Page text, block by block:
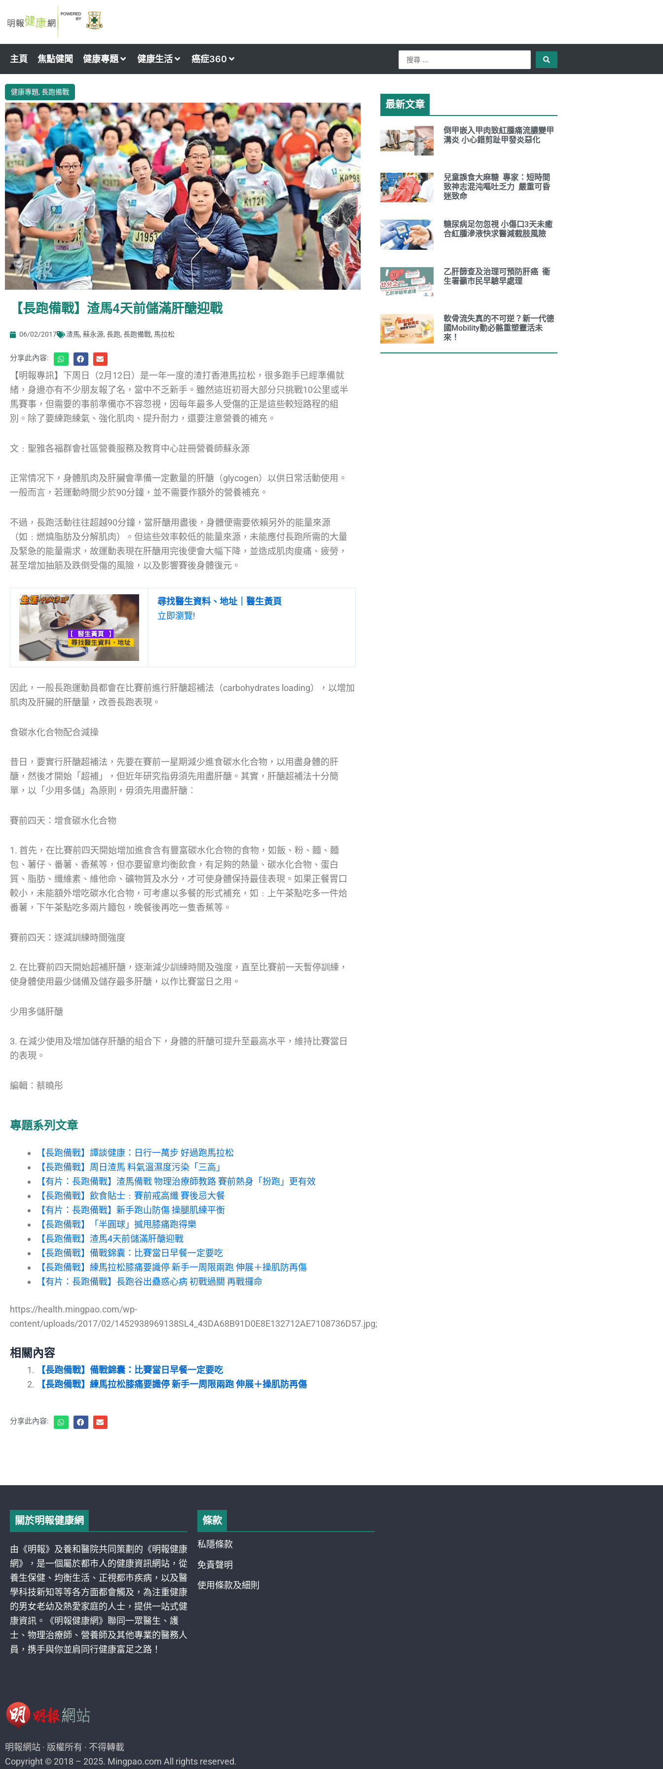
to
主頁 焦點健聞 健康專題 健康生活 癌症360
Search
...
健康專題,長跑備戰
【長跑備戰】渣馬4天前儲滿肝醣迎戰
06/02/2017 渣馬, 蘇永源, 長跑, 長跑備戰, 馬拉松
分享此內容:
【明報專訊】下周日（2月12日）是一年一度的渣打香港馬拉松，很多跑手已經準備就
緒，身邊亦有不少朋友報了名，當中不乏新手。雖然這班初哥大部分只挑戰10公里或半
馬賽事，但需要的事前準備亦不容忽視，因每年最多人受傷的正是這些較短路程的組
別。除了要練跑練氣、強化肌肉、提升耐力，還要注意營養的補充。
文﹕聖雅各福群會社區營養服務及教育中心註冊營養師蘇永源
正常情况下，身體肌肉及肝臟會準備一定數量的肝醣（glycogen）以供日常活動使用。
一般而言，若運動時間少於90分鐘，並不需要作額外的營養補充。
不過，長跑活動往往超越90分鐘，當肝醣用盡後，身體便需要依賴另外的能量來源
（如﹕燃燒脂肪及分解肌肉）。但這些效率較低的能量來源，未能應付長跑所需的大量
及緊急的能量需求，故運動表現在肝醣用完後便會大幅下降，並造成肌肉痠痛、疲勞，
甚至增加抽筋及跌倒受傷的風險，以及影響賽後身體復元。
尋找醫生資料、地址｜醫生黃頁
立即瀏覽!
因此，一般長跑運動員都會在比賽前進行肝醣超補法（carbohydrates loading），以增加
肌肉及肝臟的肝醣量，改善長跑表現。
食碳水化合物配合減操
昔日，要實行肝醣超補法，先要在賽前一星期減少進食碳水化合物，以用盡身體的肝
醣，然後才開始「超補」，但近年研究指毋須先用盡肝醣。其實，肝醣超補法十分簡
單，以「少用多儲」為原則，毋須先用盡肝醣︰
賽前四天：增食碳水化合物
1. 首先，在比賽前四天開始增加進食含有豐富碳水化合物的食物，如飯、粉、麵、麵
包、薯仔、番薯、香蕉等，但亦要留意均衡飲食，有足夠的熱量、碳水化合物、蛋白
質、脂肪、纖維素、維他命、礦物質及水分，才可使身體保持最佳表現。如果正餐胃口
較小，未能額外增吃碳水化合物，可考慮以多餐的形式補充，如﹕上午茶點吃多一件烚
番薯，下午茶點吃多兩片麵包，晚餐後再吃一隻香蕉等。
賽前四天：逐減訓練時間強度
2. 在比賽前四天開始超補肝醣，逐漸減少訓練時間及強度，直至比賽前一天暫停訓練，
使身體使用最少儲備及儲存最多肝醣，以作比賽當日之用。
少用多儲肝醣
3. 在減少使用及增加儲存肝醣的組合下，身體的肝醣可提升至最高水平，維持比賽當日
的表現。
編輯：蔡曉彤
專題系列文章
【長跑備戰】譚談健康：日行一萬步 好過跑馬拉松
【長跑備戰】周日渣馬 料氣溫濕度污染「三高」
【有片：長跑備戰】渣馬備戰 物理治療師教路 賽前熱身「扮跑」更有效
【長跑備戰】飲食貼士﹕賽前戒高纖 賽後忌大餐
【有片：長跑備戰】新手跑山防傷 操腿肌練平衡
【長跑備戰】「半圓球」搣甩膝痛跑得樂
【長跑備戰】渣馬4天前儲滿肝醣迎戰
【長跑備戰】備戰錦囊：比賽當日早餐一定要吃
【長跑備戰】練馬拉松膝痛要識停 新手一周限兩跑 伸展＋操肌防再傷
【有片：長跑備戰】長跑谷出蠱惑心病 初戰過關 再戰攞命
https://health.mingpao.com/wp-
content/uploads/2017/02/1452938969138SL4_43DA68B91D0E8E132712AE7108736D57.jpg;
相關內容
【長跑備戰】備戰錦囊：比賽當日早餐一定要吃
【長跑備戰】練馬拉松膝痛要識停 新手一周限兩跑 伸展＋操肌防再傷
分享此內容:
最新文章
倒甲嵌入甲肉致紅腫痛流膿變甲
溝炎 小心錯剪趾甲發炎惡化
兒童誤食大麻糖 專家：短時間
致神志混沌嘔吐乏力 嚴重可昏
迷致命
糖尿病足勿忽視 小傷口3天未癒
合紅腫滲液快求醫減截肢風險
乙肝篩查及治理可預防肝癌 衞
生署籲市民早驗早處理
軟骨流失真的不可逆？新一代德
國Mobility動必骼重塑靈活未
來！
關於明報健康網
由《明報》及養和醫院共同策劃的《明報健康
網》，是一個屬於都巿人的健康資訊網站，從
養生保健、均衡生活、正視都巿疾病，以及醫
學科技新知等等各方面都會觸及，為注重健康
的男女老幼及熱愛家庭的人士，提供一站式健
康資訊。《明報健康網》聯同一眾醫生、護
士、物理治療師、營養師及其他專業的醫務人
員，携手與你並肩同行健康富足之路！
條款
私隱條款
免責聲明
使用條款及細則
明報網站 · 版權所有 · 不得轉載
Copyright © 2018 – 2025. Mingpao.com All rights reserved.